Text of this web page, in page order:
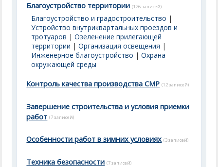
Благоустройство территории (126 записей)
Благоустройство и градостроительство |
Устройство внутриквартальных проездов и
тротуаров |Озеленение прилегающей
территории |Организация освещения |
Инженерное благоустройство |Охрана
окружающей среды
Контроль качества производства СМР (12 записей)
Завершение строительства и условия приемки
работ (7 записей)
Особенности работ в зимних условиях (3 записей)
Техника безопасности (7 записей)